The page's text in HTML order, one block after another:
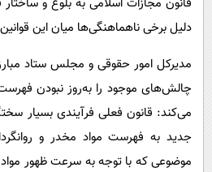
دلیل برخی ناهماهنگی‌ها میان این
مدیرکل امور حقوقی و مجلس ستاد
چالش‌های موجود را به‌روز نبودن
می‌کند: قانون فعلی فرآیندی بسیار
جدید به فهرست مواد مخدر و
موضوعی که با توجه به سرعت ظهور مواد